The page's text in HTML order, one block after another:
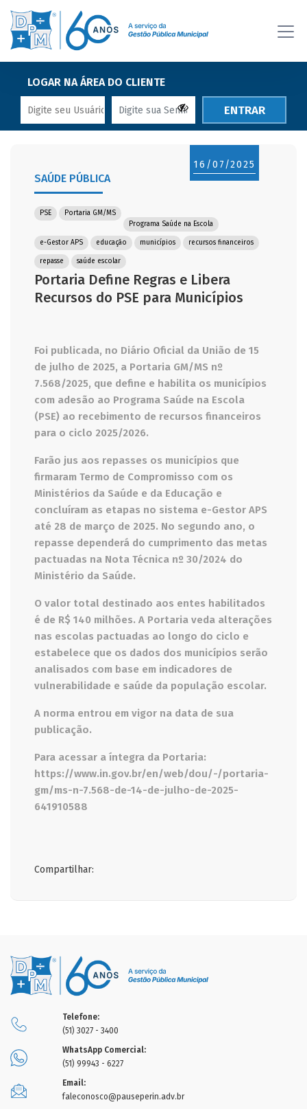
LOGAR NA ÁREA DO CLIENTE
ENTRAR
16/07/2025
SAÚDE PÚBLICA
PSE
Portaria GM/MS
Programa Saúde na Escola
e-Gestor APS educação municípios recursos financeiros
repasse saúde escolar
Portaria Define Regras e Libera
Recursos do PSE para Municípios
Foi publicada, no Diário Oficial da União de 15
de julho de 2025, a Portaria GM/MS nº
7.568/2025, que define e habilita os municípios
com adesão ao Programa Saúde na Escola
(PSE) ao recebimento de recursos financeiros
para o ciclo 2025/2026.
Farão jus aos repasses os municípios que
firmaram Termo de Compromisso com os
Ministérios da Saúde e da Educação e
concluíram as etapas no sistema e-Gestor APS
até 28 de março de 2025. No segundo ano, o
repasse dependerá do cumprimento das metas
pactuadas na Nota Técnica nº 30/2024 do
Ministério da Saúde.
O valor total destinado aos entes habilitados
é de R$ 140 milhões. A Portaria veda alterações
nas escolas pactuadas ao longo do ciclo e
estabelece que os dados dos municípios serão
analisados com base em indicadores de
vulnerabilidade e saúde da população escolar.
A norma entrou em vigor na data de sua
publicação.
Para acessar a íntegra da Portaria:
https://www.in.gov.br/en/web/dou/-/portaria-
gm/ms-n-7.568-de-14-de-julho-de-2025-
641910588
Compartilhar:
Telefone:
(51) 3027 - 3400
WhatsApp Comercial:
(51) 99943 - 6227
Email:
faleconosco@pauseperin.adv.br